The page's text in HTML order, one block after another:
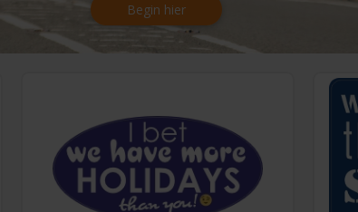
Begin hier